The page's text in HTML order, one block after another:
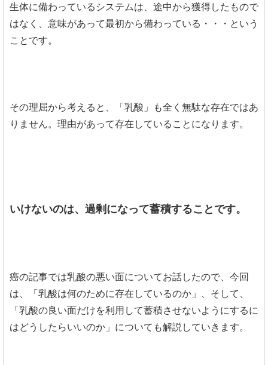
生体に備わっているシステムは、途中から獲得したもので
はなく、意味があって最初から備わっている・・・という
ことです。
その理屈から考えると、「乳酸」も全く無駄な存在ではあ
りません。理由があって存在していることになります。
いけないのは、過剰になって蓄積することです。
癌の記事では乳酸の悪い面についてお話したので、今回
は、「乳酸は何のために存在しているのか」、そして、
「乳酸の良い面だけを利用して蓄積させないようにするに
はどうしたらいいのか」についても解説していきます。